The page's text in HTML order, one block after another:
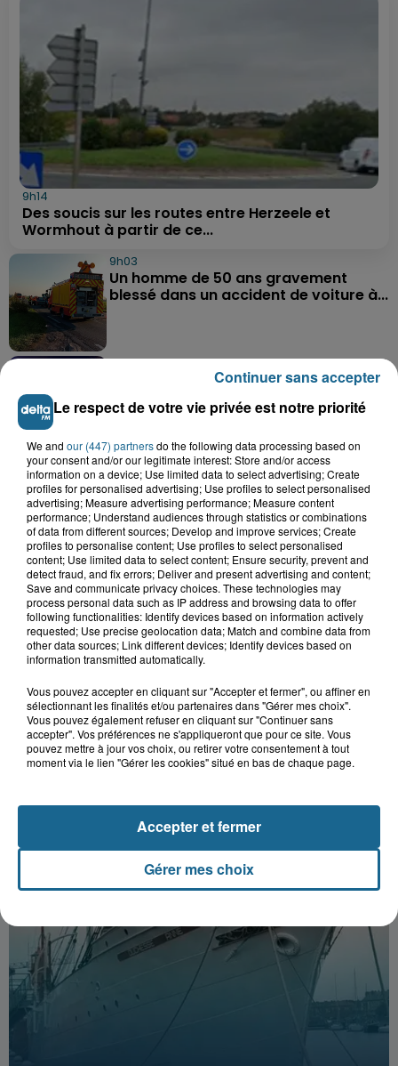
9h14
Des soucis sur les routes entre Herzeele et
Wormhout à partir de ce...
9h03
Un homme de 50 ans gravement
blessé dans un accident de voiture à...
7h21
Samer : deux adolescents de 14 et 15
ans grièvement blessés dans un...
8 août 2026
Âgée de 54 ans, une femme se blesse
dans un accident de trottinette...
8 août 2026
Une femme gravement blessée dans
un accident à Bazinghen
Le respect de votre vie privée est notre priorité
We and our (447) partnersdo the following data processing based on
your consent and/or our legitimate interest: Store and/or access
information on a device; Use limited data to select advertising; Create
profiles for personalised advertising; Use profiles to select personalised
advertising; Measure advertising performance; Measure content
performance; Understand audiences through statistics or combinations
of data from different sources; Develop and improve services; Create
profiles to personalise content; Use profiles to select personalised
content; Use limited data to select content; Ensure security, prevent and
detect fraud, and fix errors; Deliver and present advertising and content;
Save and communicate privacy choices. These technologies may
process personal data such as IP address and browsing data to offer
following functionalities: Identify devices based on information actively
requested; Use precise geolocation data; Match and combine data from
other data sources; Link different devices; Identify devices based on
information transmitted automatically.
Vous pouvez accepter en cliquant sur "Accepter et fermer", ou affiner en
sélectionnant les finalités et/ou partenaires dans "Gérer mes choix".
Vous pouvez également refuser en cliquant sur "Continuer sans
accepter". Vos préférences ne s'appliqueront que pour ce site. Vous
pouvez mettre à jour vos choix, ou retirer votre consentement à tout
moment via le lien "Gérer les cookies" situé en bas de chaque page.
Gérer mes choix
Accepter et fermer
Continuer sans accepter